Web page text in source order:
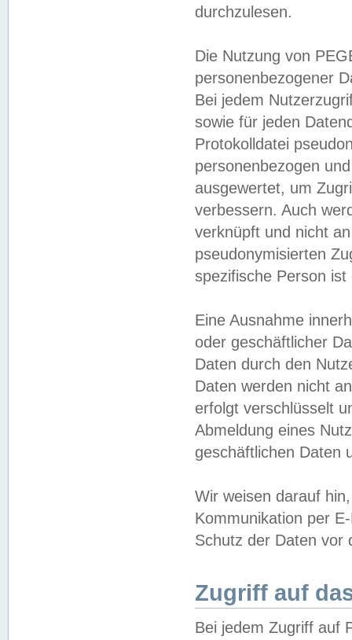
durchzulesen.
Die Nutzung von
personenbezogener
Bei jedem
sowie für jeden
Protokolldatei
personenbezogen
ausgewertet, um
verbessern. Auch
verknüpft und nicht
pseudonymisierten
spezifische Person
Eine Ausnahme
oder geschäftlicher
Daten durch den
Daten werden nicht
erfolgt verschlüsselt
Abmeldung eines
geschäftlichen Daten
Wir weisen darauf
Kommunikation per
Schutz der Daten vor
Zugriff auf
Bei jedem Zugriff auf